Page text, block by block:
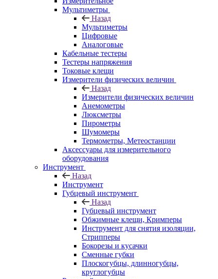
Мультиметры
Назад
Мультиметры
Цифровые
Аналоговые
Кабельные тестеры
Тестеры напряжения
Токовые клещи
Измерители физических величин
Назад
Измерители физических величин
Анемометры
Люксметры
Пирометры
Шумомеры
Термометры, Метеостанции
Аксессуары для измерительного
оборудования
Инструмент
Назад
Инструмент
Губцевый инструмент
Назад
Губцевый инструмент
Обжимные клещи, Кримперы
Инструмент для снятия изоляции,
Стрипперы
Бокорезы и кусачки
Сменные губки
Плоскогубцы, длинногубцы,
круглогубцы